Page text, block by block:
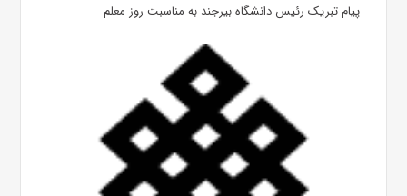
پیام تبریک رئیس دانشگاه بیرجند به مناسبت روز معلم